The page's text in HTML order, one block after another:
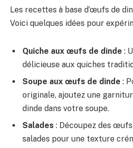
Les recettes à base d’œufs de
Voici quelques idées pour
Quiche aux œufs de dinde :
délicieuse aux quiches
Soupe aux œufs de dinde :
originale, ajoutez une
dinde dans votre soupe.
Salades : Découpez des
salades pour une texture